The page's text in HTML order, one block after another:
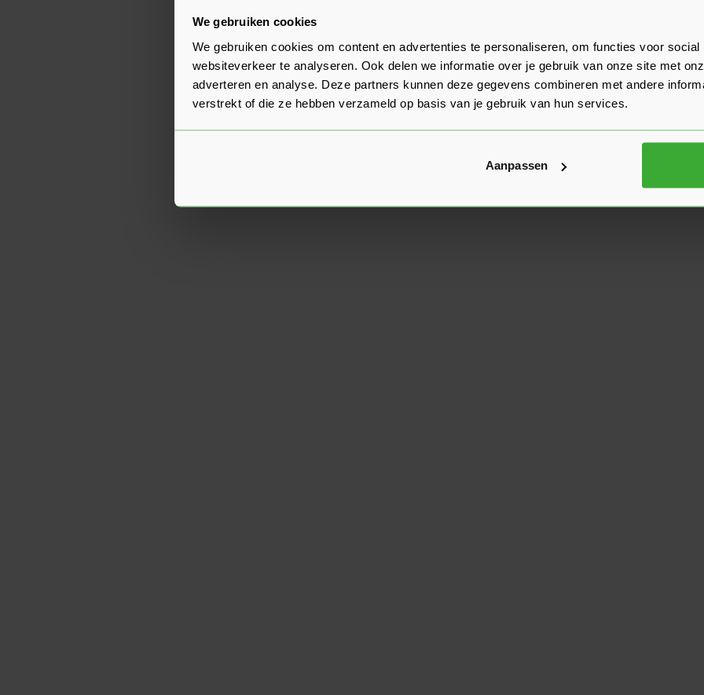
We gebruiken cookies
We gebruiken cookies om content en advertenties te personaliseren, om functies voor
websiteverkeer te analyseren. Ook delen we informatie over je gebruik van onze site met
adverteren en analyse. Deze partners kunnen deze gegevens combineren met andere
verstrekt of die ze hebben verzameld op basis van je gebruik van hun services.
Aanpassen